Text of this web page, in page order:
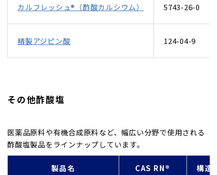
カルフレッシュ®（酢酸カルシウム） 5743-26-0
精製アジピン酸 124-04-9
その他酢酸塩
医薬品原料や有機合成原料など、幅広い分野で使用される
酢酸塩製品をラインナップしています。
製品名 CAS RN® 構造